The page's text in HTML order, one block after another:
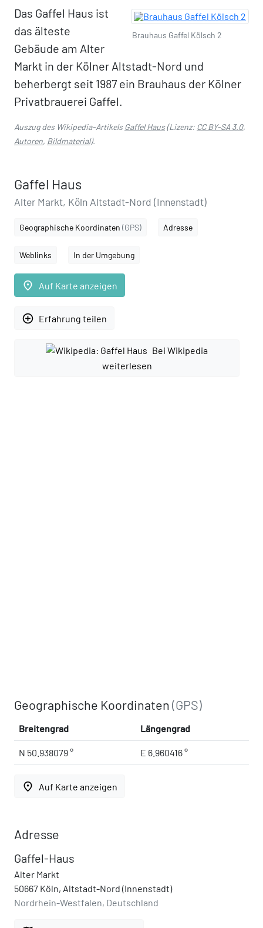
Brauhaus Gaffel Kölsch 2
Das Gaffel Haus ist
das älteste
Gebäude am Alter
Markt in der Kölner Altstadt-Nord und
beherbergt seit 1987 ein Brauhaus der Kölner
Privatbrauerei Gaffel.
Auszug des Wikipedia-ArtikelsGaffel Haus(Lizenz: CC BY-SA 3.0,
Autoren, Bildmaterial).
Gaffel Haus
Alter Markt, Köln Altstadt-Nord (Innenstadt)
Geographische Koordinaten (GPS) Adresse
Weblinks In der Umgebung
place Auf Karte anzeigen
add_circle_outline Erfahrung teilen
Bei Wikipedia
weiterlesen
Geographische Koordinaten(GPS)
Breitengrad Längengrad
N 50.938079 ° E 6.960416 °
place Auf Karte anzeigen
Adresse
Gaffel-Haus
Alter Markt
50667 Köln, Altstadt-Nord (Innenstadt)
Nordrhein-Westfalen, Deutschland